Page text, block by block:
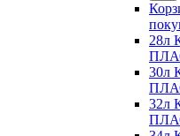
28л
30л
32л